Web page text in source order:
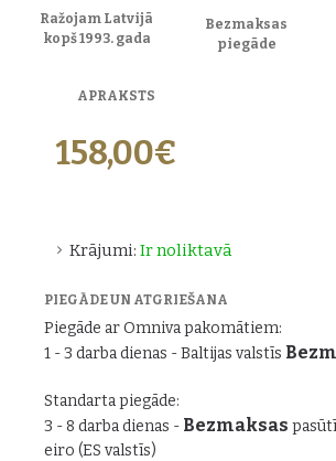
Ražojam Latvijā
kopš 1993. gada
Bezmaksas
piegāde
APRAKSTS
Krājumi: Ir noliktavā
158,00€
PIEGĀDE UN ATGRIEŠANA
Piegāde ar Omniva pakomātiem:
1 - 3 darba dienas - Baltijas valstīs
Standarta piegāde:
3 - 8 darba dienas - Bezmaksas
eiro (ES valstīs)